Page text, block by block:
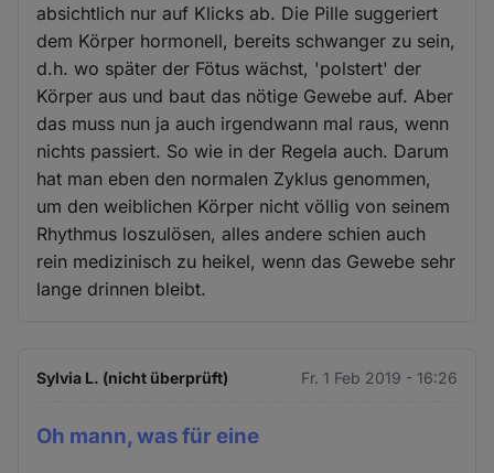
absichtlich nur auf Klicks ab. Die Pille suggeriert
dem Körper hormonell, bereits schwanger zu sein,
d.h. wo später der Fötus wächst, 'polstert' der
Körper aus und baut das nötige Gewebe auf. Aber
das muss nun ja auch irgendwann mal raus, wenn
nichts passiert. So wie in der Regela auch. Darum
hat man eben den normalen Zyklus genommen,
um den weiblichen Körper nicht völlig von seinem
Rhythmus loszulösen, alles andere schien auch
rein medizinisch zu heikel, wenn das Gewebe sehr
lange drinnen bleibt.
Sylvia L. (nicht überprüft) Fr. 1 Feb 2019 - 16:26
Oh mann, was für eine